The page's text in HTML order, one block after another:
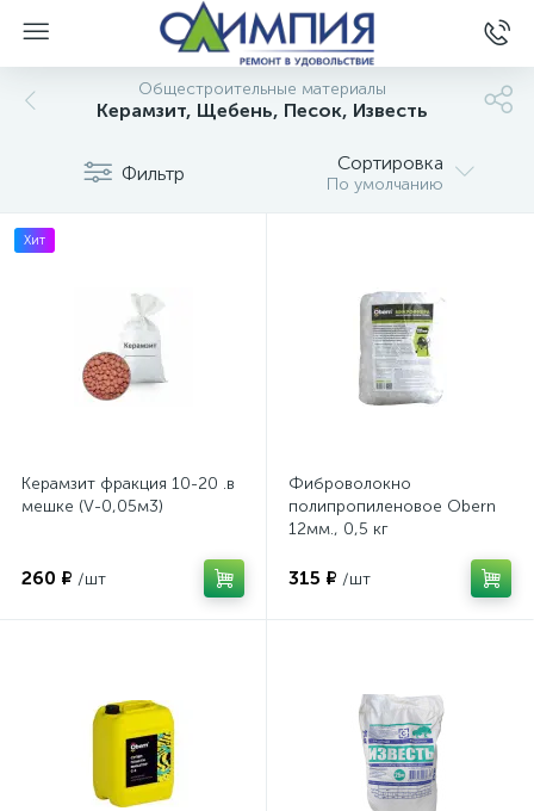
Общестроительные материалы
Керамзит, Щебень, Песок, Известь
Фильтр Сортировка
По умолчанию
Хит
Керамзит фракция 10-20 .в
мешке (V-0,05м3)
260 ₽ /шт
Фиброволокно
полипропиленовое Obern
12мм., 0,5 кг
315 ₽ /шт